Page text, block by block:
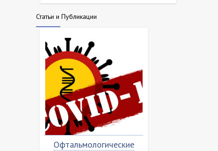
Статьи и Публикации
Офтальмологические